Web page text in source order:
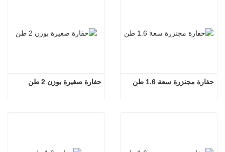
حفارة صغيرة بوزن 2 طن حفارة مجنزرة سعة 1.6 طن